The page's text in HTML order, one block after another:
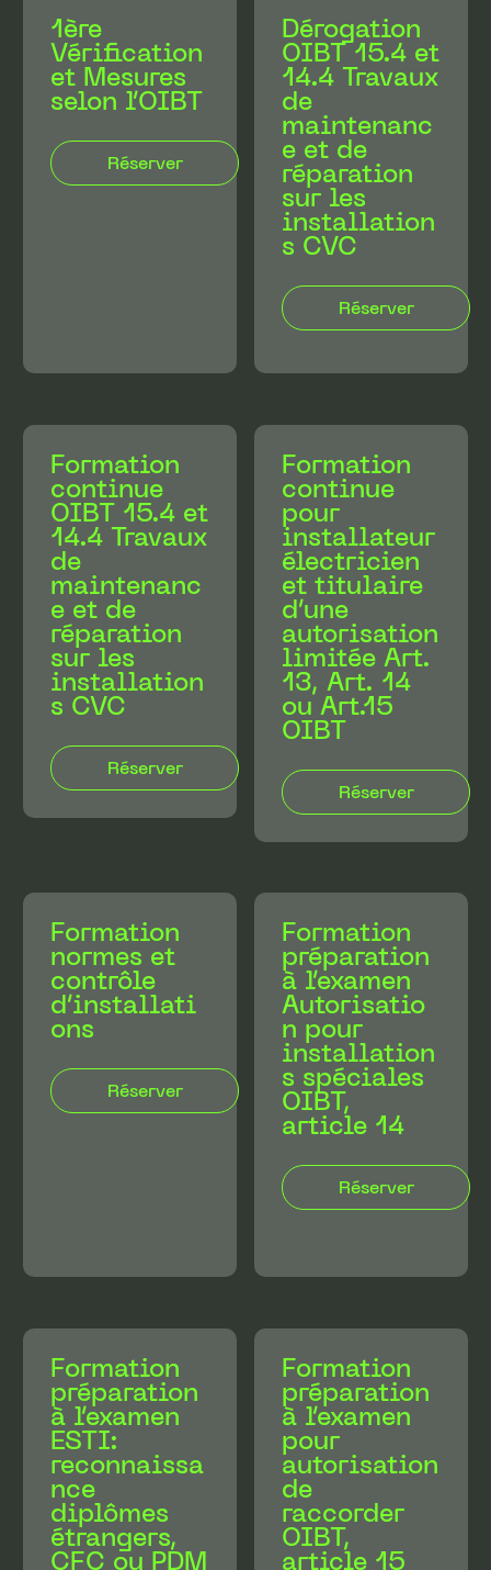
1ère
Vérification
et Mesures
selon l’OIBT
Dérogation
OIBT 15.4 et
14.4 Travaux
de
maintenanc
e et de
réparation
sur les
installation
s CVC
Formation
continue
OIBT 15.4 et
14.4 Travaux
de
maintenanc
e et de
réparation
sur les
installation
s CVC
Formation
continue
pour
installateur
électricien
et titulaire
d’une
autorisation
limitée Art.
13, Art. 14
ou Art.15
OIBT
Formation
normes et
contrôle
d’installati
ons
Formation
préparation
à l’examen
Autorisatio
n pour
installation
s spéciales
OIBT,
article 14
Formation
préparation
à l’examen
ESTI:
reconnaissa
nce
diplômes
étrangers,
CFC ou PDM
Formation
préparation
à l’examen
pour
autorisation
de
raccorder
OIBT,
article 15